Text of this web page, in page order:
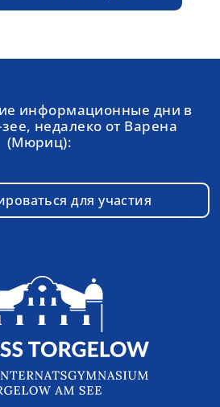
информационные дни в
недалеко от Варена
(Мюриц):
для участия